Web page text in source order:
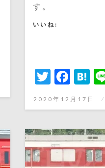
す。
いいね:
投
日:
2020年12月17日